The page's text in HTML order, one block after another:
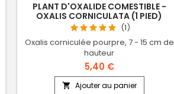
PLANT D'OXALIDE COMESTIBLE -
OXALIS CORNICULATA (1 PIED)
(1)
Oxalis corniculée pourpre, 7 - 15 cm de
hauteur
5,40 €
 Ajouter au panier